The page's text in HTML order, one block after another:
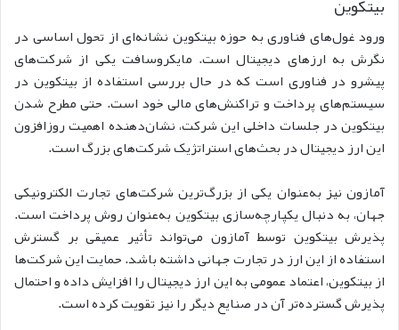
ورود غول‌های فناوری به حوزه بیتکوین نشانه‌ای از تحول اساسی در
نگرش به ارزهای دیجیتال است. مایکروسافت یکی از شرکت‌های
پیشرو در فناوری است که در حال بررسی استفاده از بیتکوین در
سیستم‌های پرداخت و تراکنش‌های مالی خود است. حتی مطرح شدن
بیتکوین در جلسات داخلی این شرکت، نشان‌دهنده اهمیت روزافزون
این ارز دیجیتال در بحث‌های استراتژیک شرکت‌های بزرگ است.
آمازون نیز به‌عنوان یکی از بزرگ‌ترین شرکت‌های تجارت الکترونیکی
جهان، به دنبال یکپارچه‌سازی بیتکوین به‌عنوان روش پرداخت است.
پذیرش بیتکوین توسط آمازون می‌تواند تأثیر عمیقی بر گسترش
استفاده از این ارز در تجارت جهانی داشته باشد.حمایت این شرکت‌ها
از بیتکوین، اعتماد عمومی به این ارز دیجیتال را افزایش داده و احتمال
پذیرش گسترده‌تر آن در صنایع دیگر را نیز تقویت کرده است.